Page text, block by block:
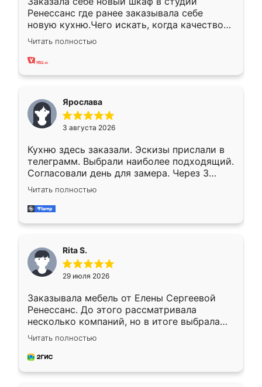
Ренессанс где ранее заказывала себе
новую кухню.Чего искать, когда качеством
вполне довольна. Служит кухня уже почти
два года, нареканий нет.
Читать полностью
Ярослава
3 августа 2026
Кухню здесь заказали. Эскизы прислали в
телеграмм. Выбрали наиболее подходящий.
Согласовали день для замера. Через 3
недели кухня была уже готова. Остались
довольны работой. Спасибо Ренессанс
мебель за качественную работу!
Читать полностью
Rita S.
29 июля 2026
Заказывала мебель от Елены Сергеевой
Ренессанс. До этого рассматривала
несколько компаний, но в итоге выбрала
эту. Сначала обговорили условия, потом
приехал замерщик, всё спокойно объяснил
и снял размеры. Изготовили в срок, с
Читать полностью